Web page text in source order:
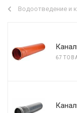
Водоотведение и
67